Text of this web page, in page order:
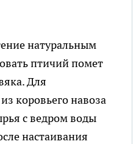
натуральным
птичий помет
Для
коровьего навоза
с ведром воды
настаивания